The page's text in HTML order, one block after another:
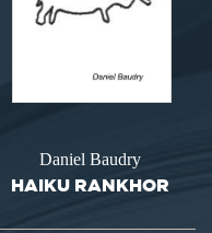
Daniel Baudry
HAIKU RANKHOR